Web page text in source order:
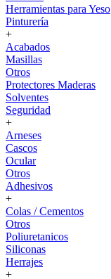
Herramientas para Yeso
Pinturería
+
Acabados
Masillas
Otros
Protectores Maderas
Solventes
Seguridad
+
Arneses
Cascos
Ocular
Otros
Adhesivos
+
Colas / Cementos
Otros
Poliuretanicos
Siliconas
Herrajes
+